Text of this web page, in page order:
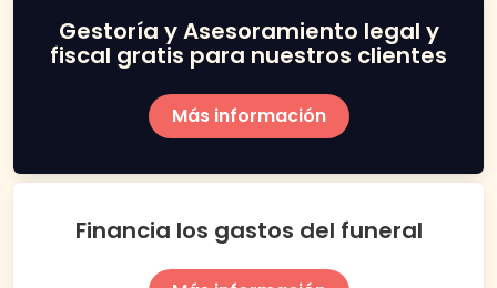
Gestoría y Asesoramiento legal y
fiscal gratis para nuestros clientes
Más información
Financia los gastos del funeral